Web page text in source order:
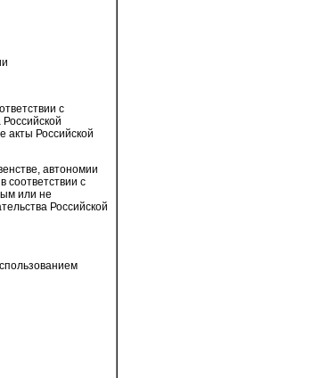
с
акты Российской
автономии
соответствии с
или не
Российской